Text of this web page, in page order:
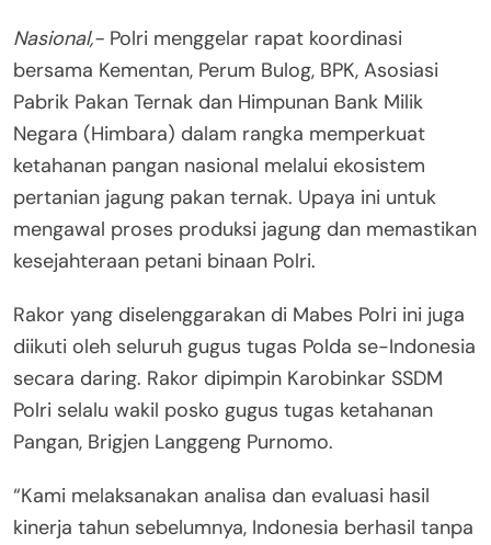
Nasional,- Polri menggelar rapat koordinasi
bersama Kementan, Perum Bulog, BPK, Asosiasi
Pabrik Pakan Ternak dan Himpunan Bank Milik
Negara (Himbara) dalam rangka memperkuat
ketahanan pangan nasional melalui ekosistem
pertanian jagung pakan ternak. Upaya ini untuk
mengawal proses produksi jagung dan memastikan
kesejahteraan petani binaan Polri.
Rakor yang diselenggarakan di Mabes Polri ini juga
diikuti oleh seluruh gugus tugas Polda se-Indonesia
secara daring. Rakor dipimpin Karobinkar SSDM
Polri selalu wakil posko gugus tugas ketahanan
Pangan, Brigjen Langgeng Purnomo.
“Kami melaksanakan analisa dan evaluasi hasil
kinerja tahun sebelumnya, Indonesia berhasil tanpa